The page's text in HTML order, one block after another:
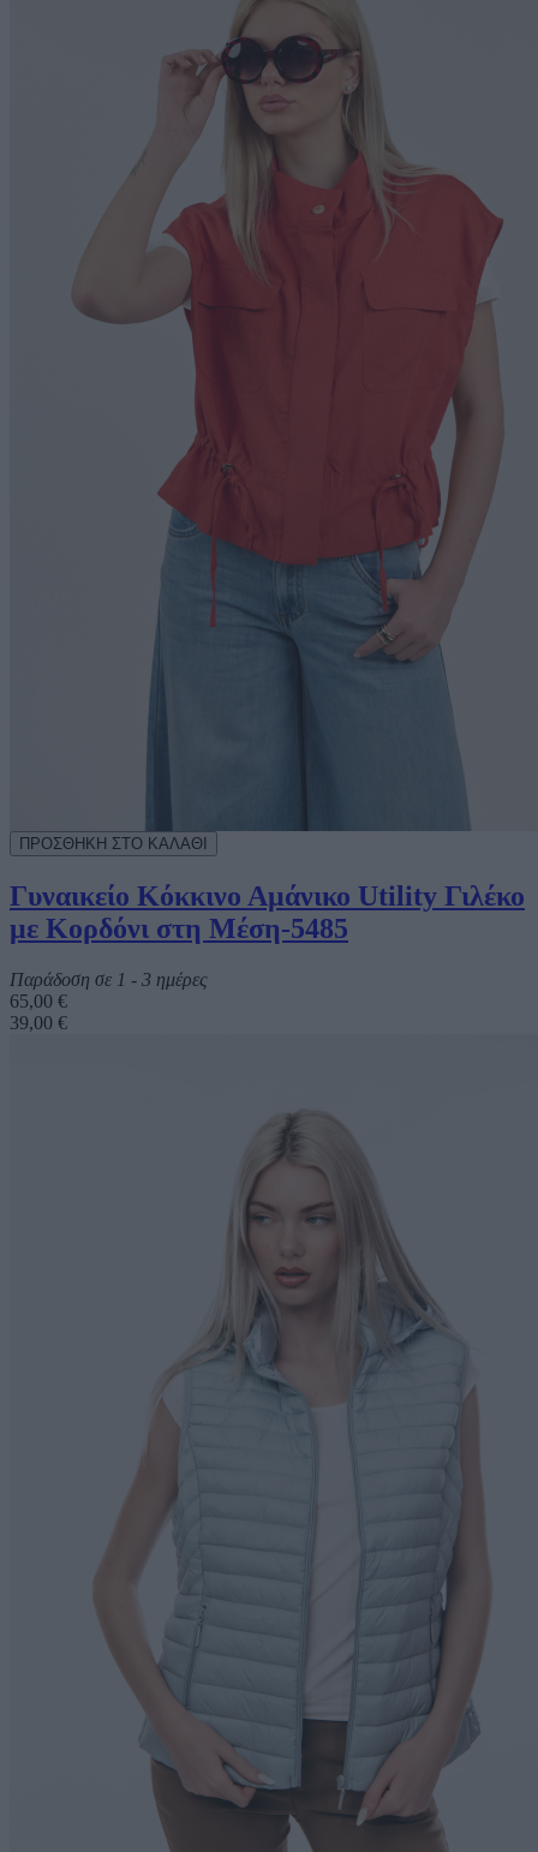
Γυναικείο Κόκκινο Αμάνικο Utility Γιλέκο
με Κορδόνι στη Μέση-5485
Παράδοση σε 1 - 3 ημέρες
65,00 €
39,00 €